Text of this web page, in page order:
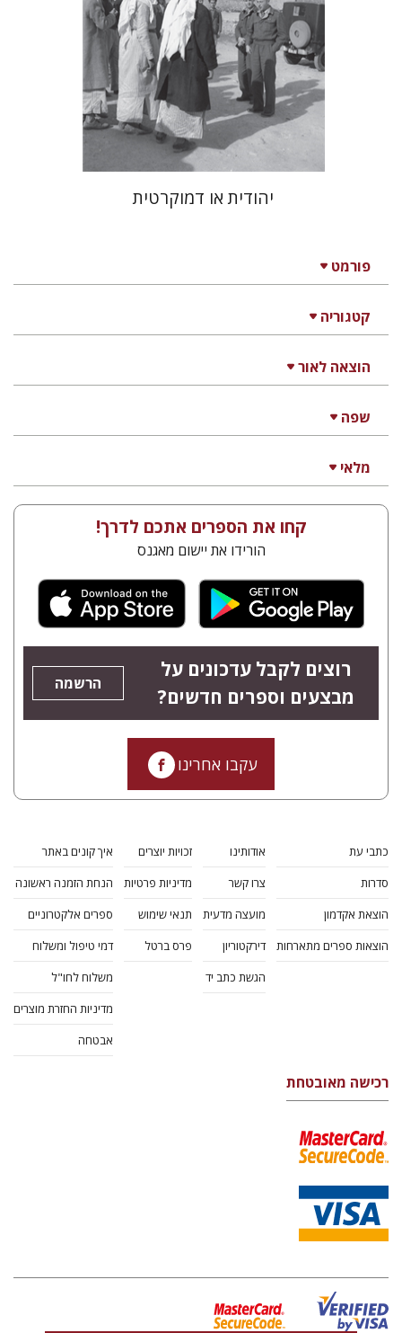
פורמט
קטגוריה
הוצאה לאור
שפה
מלאי
הנחת אתר ספר מודפס
$35
$32
יהודית או דמוקרטית
קחו את הספרים אתכם לדרך!
הורידו את יישום מאגנס
רוצים לקבל עדכונים על
מבצעים וספרים חדשים?
הרשמה
עקבו אחרינו
כתבי עת
סדרות
הוצאת אקדמון
הוצאות ספרים מתארחות
אודותינו
צרו קשר
מועצה מדעית
דירקטוריון
הגשת כתב יד
זכויות יוצרים
מדיניות פרטיות
תנאי שימוש
פרס ברטל
איך קונים באתר
הנחת הזמנה ראשונה
ספרים אלקטרוניים
דמי טיפול ומשלוח
משלוח לחו"ל
מדיניות החזרת מוצרים
אבטחה
רכישה מאובטחת